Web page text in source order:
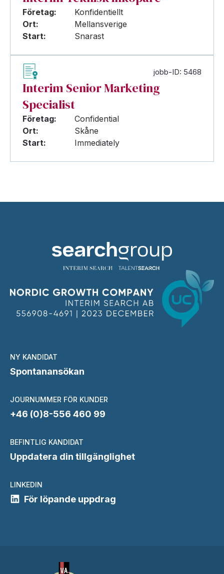
Företag:
Konfidentiellt
Ort:
Mellansverige
Start:
Snarast
jobb-ID: 5468
Interim Senior Marketing
Specialist
Företag:
Confidential
Ort:
Skåne
Start:
Immediately
NY KANDIDAT
Spontanansökan
JOURNUMMER FÖR KUNDER
+46 (0)8-556 460 99
BEFINTLIG KANDIDAT
Uppdatera din tillgänglighet
LINKEDIN
För löpande uppdrag